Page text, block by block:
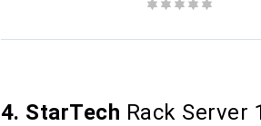
4. StarTech Rack Server